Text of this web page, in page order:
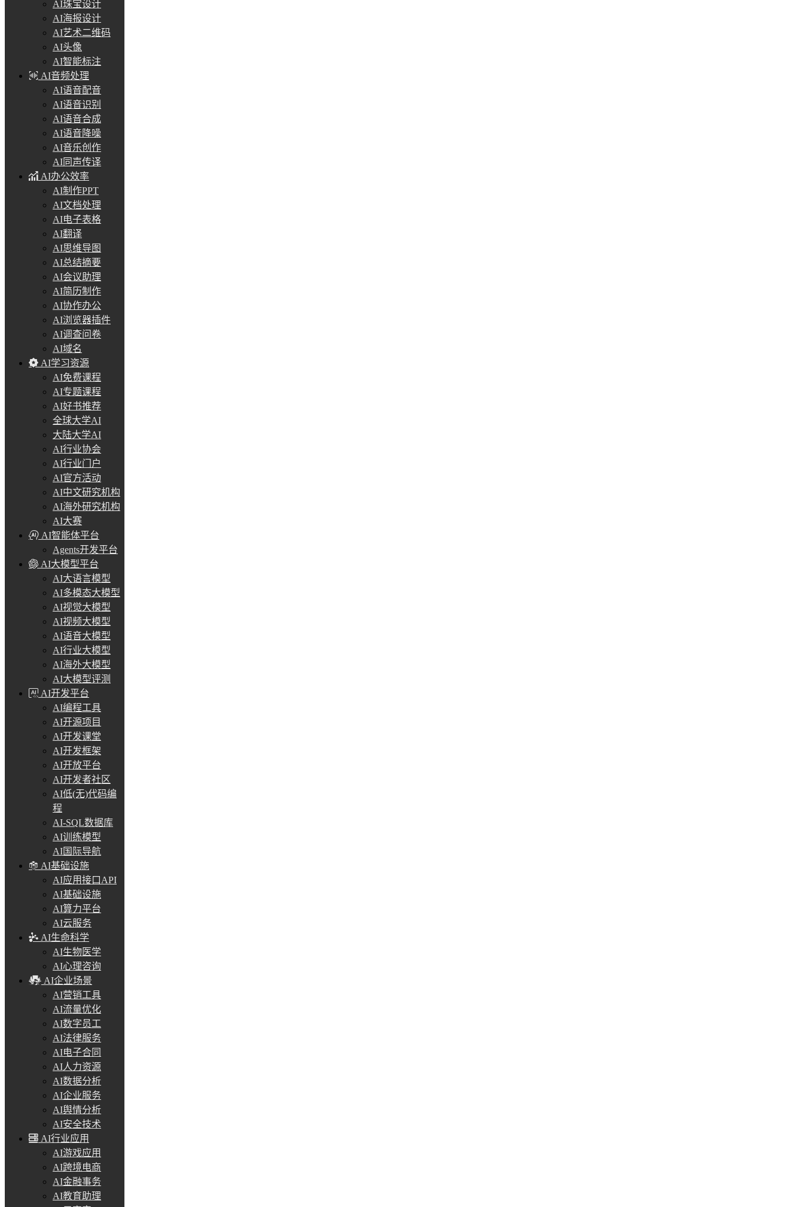
AI珠宝设计
AI海报设计
AI艺术二维码
AI头像
AI智能标注
AI音频处理
AI语音配音
AI语音识别
AI语音合成
AI语音降噪
AI音乐创作
AI同声传译
AI办公效率
AI制作PPT
AI文档处理
AI电子表格
AI翻译
AI思维导图
AI总结摘要
AI会议助理
AI简历制作
AI协作办公
AI浏览器插件
AI调查问卷
AI域名
AI学习资源
AI免费课程
AI专题课程
AI好书推荐
全球大学AI
大陆大学AI
AI行业协会
AI行业门户
AI官方活动
AI中文研究机构
AI海外研究机构
AI大赛
AI智能体平台
Agents开发平台
AI大模型平台
AI大语言模型
AI多模态大模型
AI视觉大模型
AI视频大模型
AI语音大模型
AI行业大模型
AI海外大模型
AI大模型评测
AI开发平台
AI编程工具
AI开源项目
AI开发课堂
AI开发框架
AI开放平台
AI开发者社区
AI低(无)代码编
程
AI-SQL数据库
AI训练模型
AI国际导航
AI基础设施
AI应用接口API
AI基础设施
AI算力平台
AI云服务
AI生命科学
AI生物医学
AI心理咨询
AI企业场景
AI营销工具
AI流量优化
AI数字员工
AI法律服务
AI电子合同
AI人力资源
AI数据分析
AI企业服务
AI舆情分析
AI安全技术
AI行业应用
AI游戏应用
AI跨境电商
AI金融事务
AI教育助理